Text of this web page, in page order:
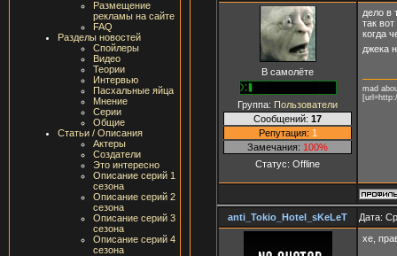
Размещение
рекламы на сайте
FAQ
Разделы новостей
Спойлеры
Видео
Теории
Интервью
Пасхальные яйца
Мнение
Серии
Общие
Статьи / Описания
Актеры
Создатели
Это интересно
Описание серий 1
сезона
Описание серий 2
сезона
Описание серий 3
сезона
Описание серий 4
сезона
В самолёте
Группа: Пользователи
Сообщений: 17
Репутация: 1
Замечания: 100%
Статус: Offline
дело в
так
когда
джека
mad
anti_Tokio_Hotel_sKeLeT Дата:
хе,